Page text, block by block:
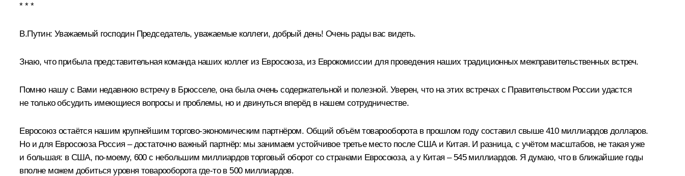
* * *
В.Путин: Уважаемый господин Председатель, уважаемые коллеги, добрый день! Очень рады вас видеть.
Знаю, что прибыла представительная команда наших коллег из Евросоюза, из Еврокомиссии для проведения наших традиционных межправительственных встреч.
Помню нашу с Вами недавнюю встречув Брюсселе, она была очень содержательной и полезной. Уверен, что на этих встречах с Правительством России удастся
не только обсудить имеющиеся вопросы и проблемы, но и двинуться вперёд в нашем сотрудничестве.
Евросоюз остаётся нашим крупнейшим торгово-экономическим партнёром. Общий объём товарооборота в прошлом году составил свыше 410 миллиардов долларов.
Но и для Евросоюза Россия – достаточно важный партнёр: мы занимаем устойчивое третье место после США и Китая. И разница, с учётом масштабов, не такая уже
и большая: в США, по‑моему, 600 с небольшим миллиардов торговый оборот со странами Евросоюза, а у Китая – 545 миллиардов. Я думаю, что в ближайшие годы
вполне можем добиться уровня товарооборота где‑то в 500 миллиардов.